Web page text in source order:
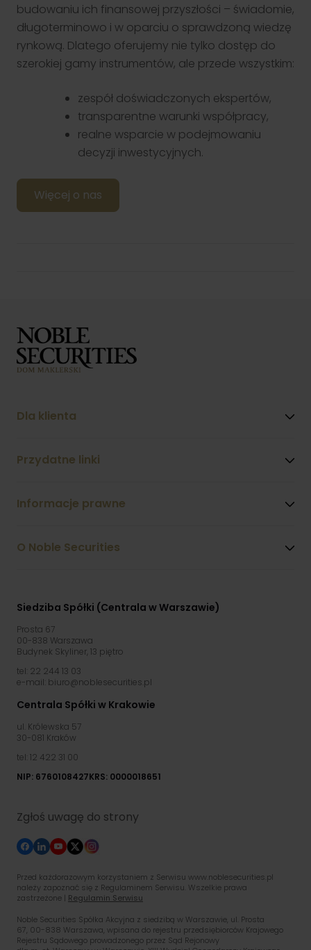
budowaniu ich finansowej przyszłości – świadomie,
długoterminowo i w oparciu o sprawdzoną wiedzę
rynkową. Dlatego oferujemy nie tylko dostęp do
szerokiej gamy instrumentów, ale przede wszystkim:
zespół doświadczonych ekspertów,
transparentne warunki współpracy,
realne wsparcie w podejmowaniu
decyzji inwestycyjnych.
Więcej o nas
Siedziba Spółki (Centrala w Warszawie)
Prosta 67
00-838 Warszawa
Budynek Skyliner, 13 piętro
tel: 22 244 13 03
e-mail: biuro@noblesecurities.pl
Centrala Spółki w Krakowie
ul. Królewska 57
30-081 Kraków
tel: 12 422 31 00
NIP: 6760108427KRS: 0000018651
Zgłoś uwagę do strony
Dla klienta
Przydatne linki
Informacje prawne
O Noble Securities
Przed każdorazowym korzystaniem z Serwisu www.noblesecurities.pl
należy zapoznać się z Regulaminem Serwisu. Wszelkie prawa
zastrzeżone | Regulamin Serwisu
Noble Securities Spółka Akcyjna z siedzibą w Warszawie, ul. Prosta
67, 00-838 Warszawa, wpisana do rejestru przedsiębiorców Krajowego
Rejestru Sądowego prowadzonego przez Sąd Rejonowy